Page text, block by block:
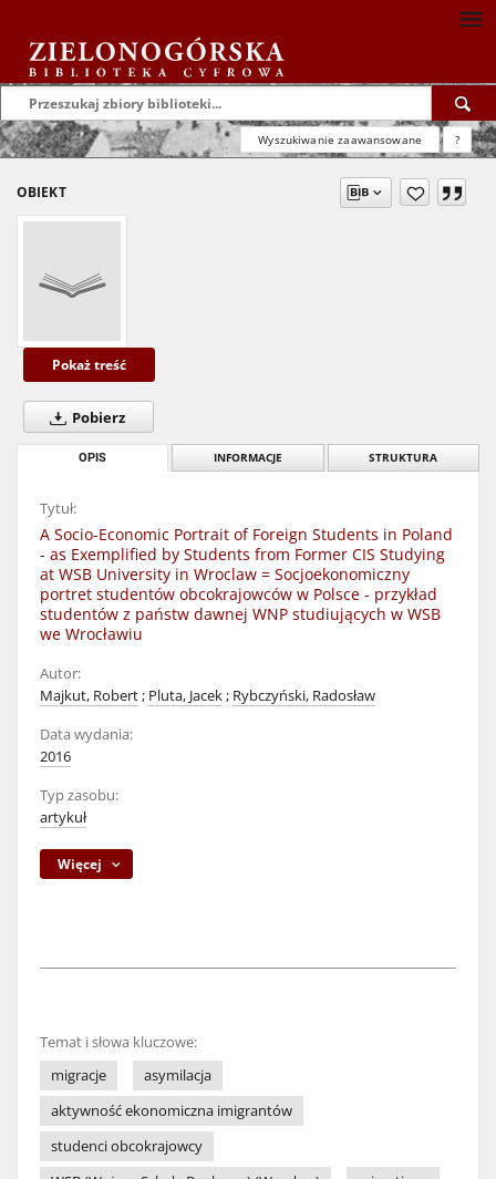
Wyszukiwanie zaawansowane ?
OBIEKT
Pokaż treść
Pobierz
OPIS INFORMACJE STRUKTURA
Tytuł:
A Socio-Economic Portrait of Foreign Students in Poland
- as Exemplified by Students from Former CIS Studying
at WSB University in Wroclaw = Socjoekonomiczny
portret studentów obcokrajowców w Polsce - przykład
studentów z państw dawnej WNP studiujących w WSB
we Wrocławiu
Autor:
Majkut, Robert; Pluta, Jacek; Rybczyński, Radosław
Data wydania:
2016
Typ zasobu:
artykuł
Więcej
Temat i słowa kluczowe:
migracje
asymilacja
aktywność ekonomiczna imigrantów
studenci obcokrajowcy